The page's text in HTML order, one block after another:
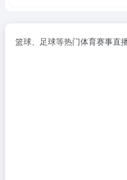
篮球、足球等热门体育赛事直